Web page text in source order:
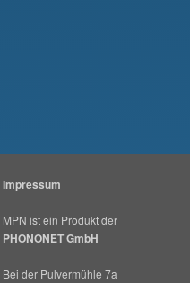
Impressum
MPN ist ein Produkt der
PHONONET GmbH
Bei der Pulvermühle 7a